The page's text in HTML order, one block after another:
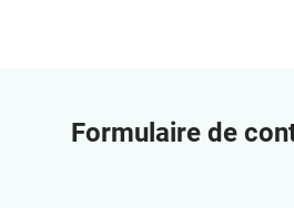
Formulaire de